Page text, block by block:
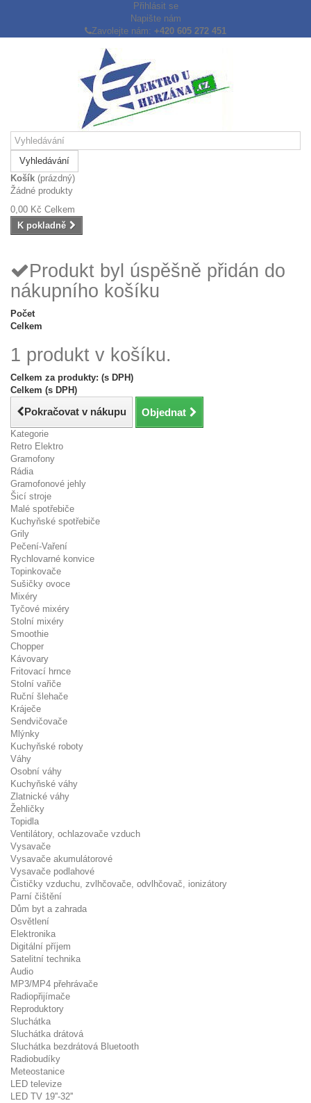
Přihlásit se
Napište nám
Zavolejte nám: +420 605 272 451
Vyhledávání
Košík (prázdný)
Žádné produkty
0,00 Kč Celkem
K pokladně
Produkt byl úspěšně přidán do
nákupního košíku
Počet
Celkem
1 produkt v košíku.
Celkem za produkty: (s DPH)
Celkem (s DPH)
Pokračovat v nákupu Objednat
Kategorie
Retro Elektro
Gramofony
Rádia
Gramofonové jehly
Šicí stroje
Malé spotřebiče
Kuchyňské spotřebiče
Grily
Pečení-Vaření
Rychlovarné konvice
Topinkovače
Sušičky ovoce
Mixéry
Tyčové mixéry
Stolní mixéry
Smoothie
Chopper
Kávovary
Fritovací hrnce
Stolní vařiče
Ruční šlehače
Kráječe
Sendvičovače
Mlýnky
Kuchyňské roboty
Váhy
Osobní váhy
Kuchyňské váhy
Zlatnické váhy
Žehličky
Topidla
Ventilátory, ochlazovače vzduch
Vysavače
Vysavače akumulátorové
Vysavače podlahové
Čističky vzduchu, zvlhčovače, odvlhčovač, ionizátory
Parní čištění
Dům byt a zahrada
Osvětlení
Elektronika
Digitální příjem
Satelitní technika
Audio
MP3/MP4 přehrávače
Radiopřijímače
Reproduktory
Sluchátka
Sluchátka drátová
Sluchátka bezdrátová Bluetooth
Radiobudíky
Meteostanice
LED televize
LED TV 19''-32''